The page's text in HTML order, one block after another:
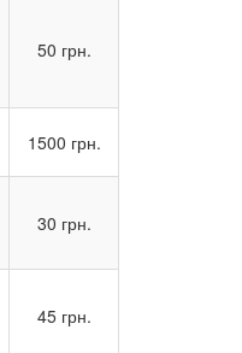
50 грн.
1500 грн.
30 грн.
45 грн.